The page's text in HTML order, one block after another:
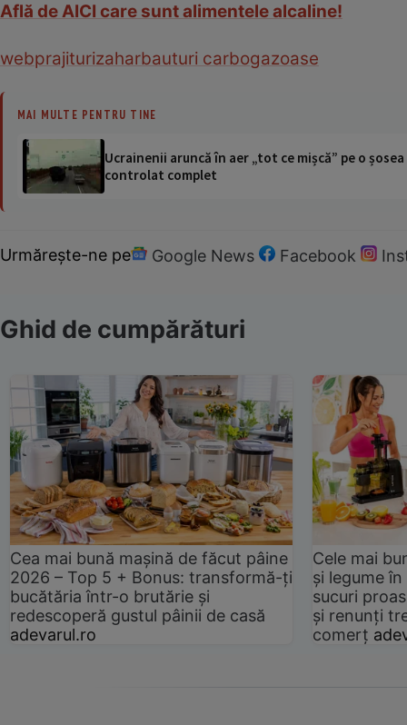
Află de AICI care sunt alimentele alcaline!
webprajiturizaharbauturi carbogazoase
MAI MULTE PENTRU TINE
Ucrainenii aruncă în aer „tot ce mișcă” pe o
controlat complet
Urmărește-ne pe Google News Facebook
Ghid de cumpărături
Cea mai bună mașină de făcut pâine
2026 – Top 5 + Bonus: transformă-ți
bucătăria într-o brutărie și
redescoperă gustul pâinii de casă
adevarul.ro
Cele mai
și legume
sucuri
și renunți
comerț